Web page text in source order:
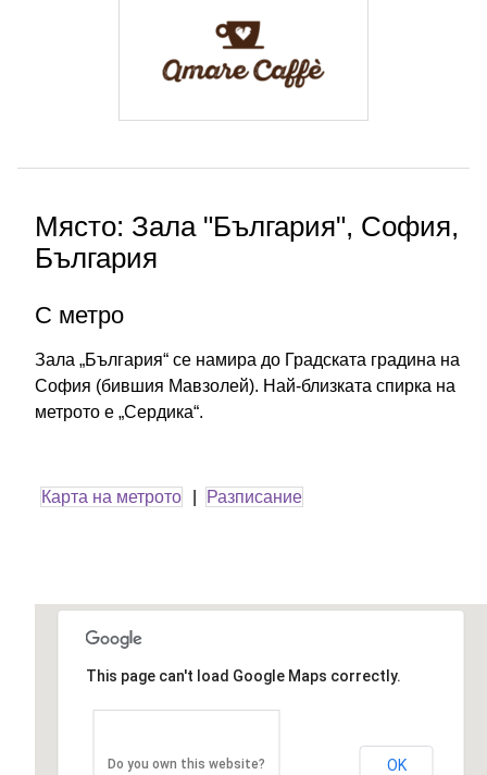
Място: Зала "България", София,
България
С метро
Зала „България“ се намира до Градската градина на
София (бившия Мавзолей). Най-близката спирка на
метрото е „Сердика“.
Карта на метрото Разписание
This page can't load Google Maps correctly.
Do you own this website? OK